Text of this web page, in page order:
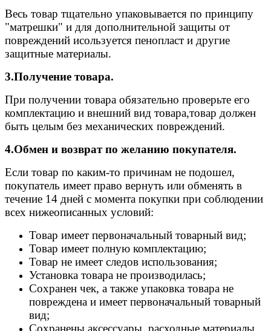
Весь товар тщательно упаковывается по принципу
"матрешки" и для дополнительной защиты от
повреждений исользуется пенопласт и другие
защитные материалы.
3.Получение товара.
При получении товара обязательно проверьте его
комплектацию и внешний вид товара,товар должен
быть целым без механических повреждений.
4.Обмен и возврат по желанию покупателя.
Если товар по каким-то причинам не подошел,
покупатель имеет право вернуть или обменять в
течение 14 дней с момента покупки при соблюдении
всех нижеописанных условий:
Товар имеет первоначальный товарный вид;
Товар имеет полную комплектацию;
Товар не имеет следов использования;
Установка товара не производилась;
Сохранен чек, а также упаковка товара не
повреждена и имеет первоначальный товарный
вид;